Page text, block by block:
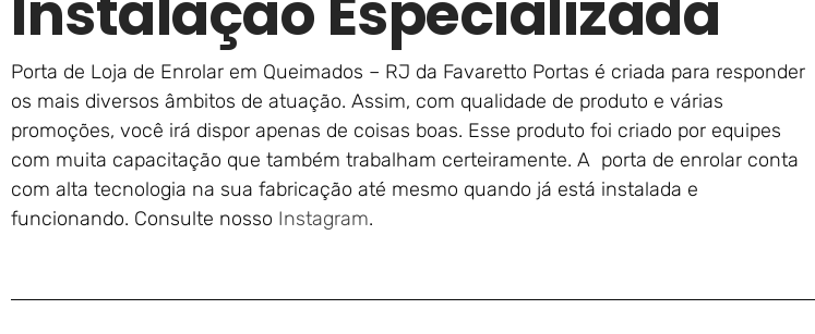
Porta de Loja de Enrolar em Queimados – RJ da Favaretto Portas é criada para responder
os mais diversos âmbitos de atuação. Assim, com qualidade de produto e várias
promoções, você irá dispor apenas de coisas boas. Esse produto foi criado por equipes
com muita capacitação que também trabalham certeiramente. A porta de enrolar conta
com alta tecnologia na sua fabricação até mesmo quando já está instalada e
funcionando. Consulte nosso Instagram.